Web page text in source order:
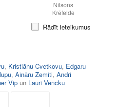
Nilsons
Krēfelde
Rādīt ieteikumus
, Kristiānu Cvetkovu, Edgaru
, Aināru Zemiti, Andri
Vip un Lauri Vencku